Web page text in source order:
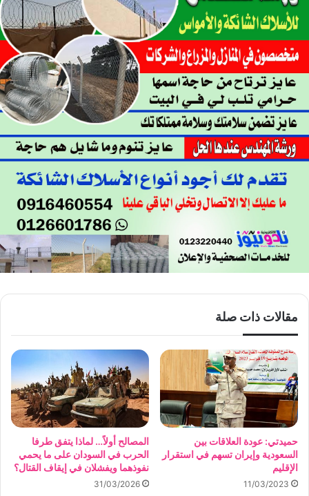
مقالات ذات صلة
حميدتي: عودة العلاقات بين
السعودية وإيران تسهم في استقرار
الإقليم
11/03/2023
المصالح أولاً… لماذا يتفق طرفا
الحرب في السودان على ما يحمي
نفوذهما ويفشلان في إيقاف القتال؟
31/03/2026